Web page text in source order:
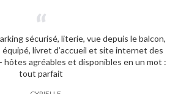
sécurisé, literie, vue depuis le balcon,
équipé, livret d’accueil et site internet des
agréables et disponibles en un mot :
tout parfait